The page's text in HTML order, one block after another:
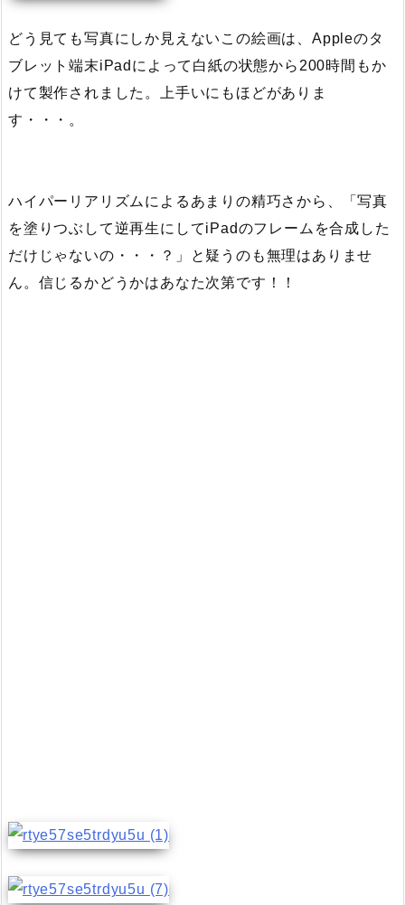
どう見ても写真にしか見えないこの絵画は、Appleのタ
ブレット端末iPadによって白紙の状態から200時間もか
けて製作されました。上手いにもほどがありま
す・・・。
ハイパーリアリズムによるあまりの精巧さから、「写真
を塗りつぶして逆再生にしてiPadのフレームを合成した
だけじゃないの・・・？」と疑うのも無理はありませ
ん。信じるかどうかはあなた次第です！！